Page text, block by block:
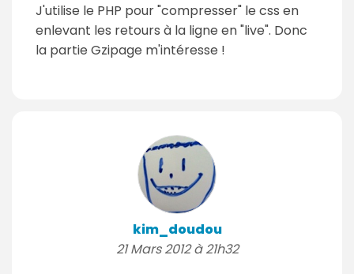
J'utilise le PHP pour "compresser" le css en
enlevant les retours à la ligne en "live". Donc
la partie Gzipage m'intéresse !
kim_doudou
21 Mars 2012 à 21h32